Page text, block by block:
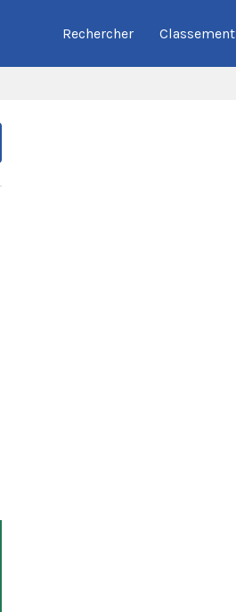
Rechercher Classement